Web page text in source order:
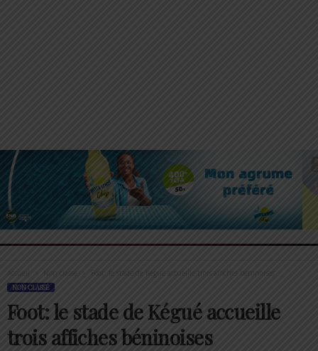
Accueil Foot: le stade de Kégué accueille trois affiches béninoises
NON CLASSÉ
Foot: le stade de Kégué accueille
trois affiches béninoises